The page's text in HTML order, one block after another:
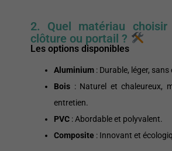
2. Quel matériau
clôture ou portail ?
Les options disponibles
Aluminium : Durable, léger,
Bois : Naturel et chaleureux,
entretien.
PVC : Abordable et polyvalent.
Composite : Innovant et